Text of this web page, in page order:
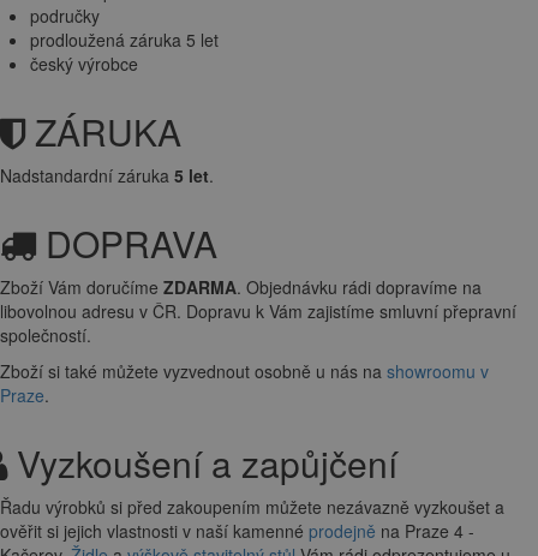
područky
prodloužená záruka 5 let
český výrobce
ZÁRUKA
Nadstandardní záruka 5 let.
DOPRAVA
Zboží Vám doručíme ZDARMA. Objednávku rádi dopravíme na
libovolnou adresu v ČR. Dopravu k Vám zajistíme smluvní přepravní
společností.
Zboží si také můžete vyzvednout osobně u nás na showroomu v
Praze.
Vyzkoušení a zapůjčení
Řadu výrobků si před zakoupením můžete nezávazně vyzkoušet a
ověřit si jejich vlastnosti v naší kamenné prodejně na Praze 4 -